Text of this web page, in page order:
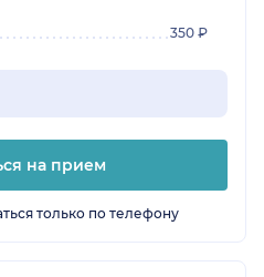
350 ₽
на прием
только по телефону